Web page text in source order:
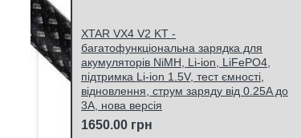
XTAR VX4 V2 KT -
багатофункціональна зарядка для
акумуляторів NiMH, Li-ion, LiFePO4,
підтримка Li-ion 1.5V, тест ємності,
відновлення, струм заряду від 0.25A до
3A, нова версія
1650.00 грн